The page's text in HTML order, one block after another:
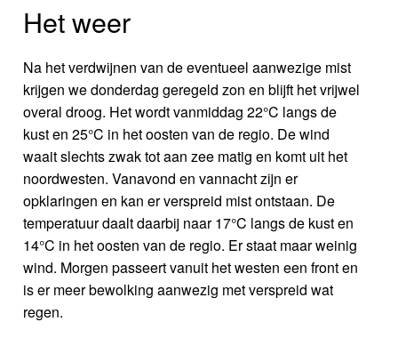
Het weer
Na het verdwijnen van de eventueel aanwezige mist
krijgen we donderdag geregeld zon en blijft het vrijwel
overal droog. Het wordt vanmiddag 22°C langs de
kust en 25°C in het oosten van de regio. De wind
waait slechts zwak tot aan zee matig en komt uit het
noordwesten. Vanavond en vannacht zijn er
opklaringen en kan er verspreid mist ontstaan. De
temperatuur daalt daarbij naar 17°C langs de kust en
14°C in het oosten van de regio. Er staat maar weinig
wind. Morgen passeert vanuit het westen een front en
is er meer bewolking aanwezig met verspreid wat
regen.